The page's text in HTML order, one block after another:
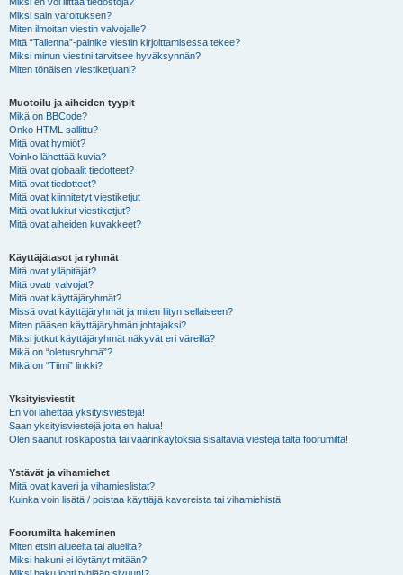
Miksi sain varoituksen?
Miten ilmoitan viestin valvojalle?
Mitä “Tallenna”-painike viestin kirjoittamisessa tekee?
Miksi minun viestini tarvitsee hyväksynnän?
Miten tönäisen viestiketjuani?
Muotoilu ja aiheiden tyypit
Mikä on BBCode?
Onko HTML sallittu?
Mitä ovat hymiöt?
Voinko lähettää kuvia?
Mitä ovat globaalit tiedotteet?
Mitä ovat tiedotteet?
Mitä ovat kiinnitetyt viestiketjut
Mitä ovat lukitut viestiketjut?
Mitä ovat aiheiden kuvakkeet?
Käyttäjätasot ja ryhmät
Mitä ovat ylläpitäjät?
Mitä ovatr valvojat?
Mitä ovat käyttäjäryhmät?
Missä ovat käyttäjäryhmät ja miten liityn sellaiseen?
Miten pääsen käyttäjäryhmän johtajaksi?
Miksi jotkut käyttäjäryhmät näkyvät eri väreillä?
Mikä on “oletusryhmä”?
Mikä on “Tiimi” linkki?
Yksityisviestit
En voi lähettää yksityisviestejä!
Saan yksityisviestejä joita en halua!
Olen saanut roskapostia tai väärinkäytöksiä sisältäviä viestejä tältä foorumilta!
Ystävät ja vihamiehet
Mitä ovat kaveri ja vihamieslistat?
Kuinka voin lisätä / poistaa käyttäjiä kavereista tai vihamiehistä
Foorumilta hakeminen
Miten etsin alueelta tai alueilta?
Miksi hakuni ei löytänyt mitään?